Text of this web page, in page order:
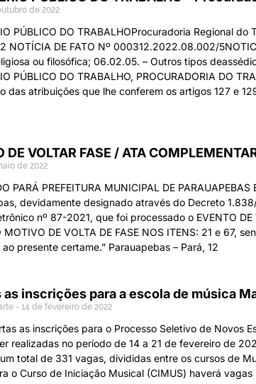
de 2022
PÚBLICO DO TRABALHOProcuradoria Regional
NOTÍCIA DE FATO Nº 000312.2022.08.002/
ou filosófica; 06.02.05. – Outros tipos
PÚBLICO DO TRABALHO, PROCURADORIA DO
das atribuições que lhe conferem os artigos 127 e
DE VOLTAR FASE / ATA
de 2022
PARÁ PREFEITURA MUNICIPAL DE
devidamente designado através do Decreto
nº 87-2021, que foi processado o EVENTO
MOTIVO DE VOLTA DE FASE NOS ITENS: 21 e
presente certame.” Parauapebas – Pará, 12
as inscrições para a escola de música
14 de fevereiro de 2022
as inscrições para o Processo Seletivo de Novos
realizadas no período de 14 a 21 de fevereiro de
total de 331 vagas, divididas entre os cursos de
o Curso de Iniciação Musical (CIMUS) haverá